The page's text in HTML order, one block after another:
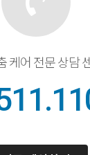
케어 전문 상담